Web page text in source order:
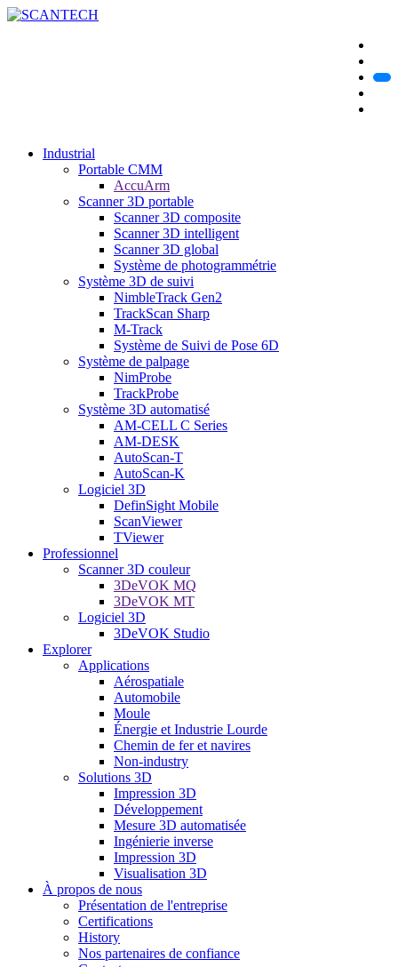
Industrial
Portable CMM
AccuArm
Scanner 3D portable
Scanner 3D composite
Scanner 3D intelligent
Scanner 3D global
Système de photogrammétrie
Système 3D de suivi
NimbleTrack Gen2
TrackScan Sharp
M-Track
Système de Suivi de Pose 6D
Système de palpage
NimProbe
TrackProbe
Système 3D automatisé
AM-CELL C Series
AM-DESK
AutoScan-T
AutoScan-K
Logiciel 3D
DefinSight Mobile
ScanViewer
TViewer
Professionnel
Scanner 3D couleur
3DeVOK MQ
3DeVOK MT
Logiciel 3D
3DeVOK Studio
Explorer
Applications
Aérospatiale
Automobile
Moule
Énergie et Industrie Lourde
Chemin de fer et navires
Non-industry
Solutions 3D
Impression 3D
Développement
Mesure 3D automatisée
Ingénierie inverse
Impression 3D
Visualisation 3D
À propos de nous
Présentation de l'entreprise
Certifications
History
Nos partenaires de confiance